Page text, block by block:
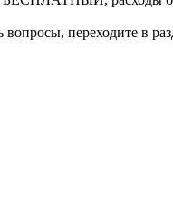
вопросы, переходите в